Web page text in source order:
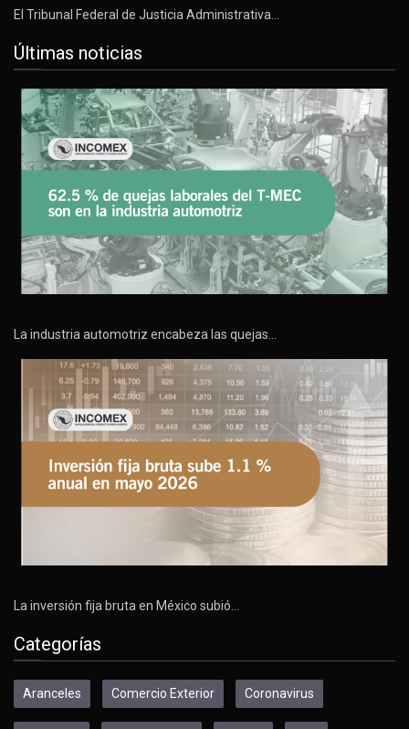
El Tribunal Federal de Justicia Administrativa…
Últimas noticias
La industria automotriz encabeza las quejas…
La inversión fija bruta en México subió…
Categorías
Aranceles Comercio Exterior Coronavirus